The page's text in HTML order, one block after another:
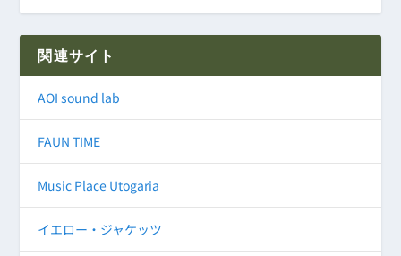
関連サイト
AOI sound lab
FAUN TIME
Music Place Utogaria
イエロー・ジャケッツ